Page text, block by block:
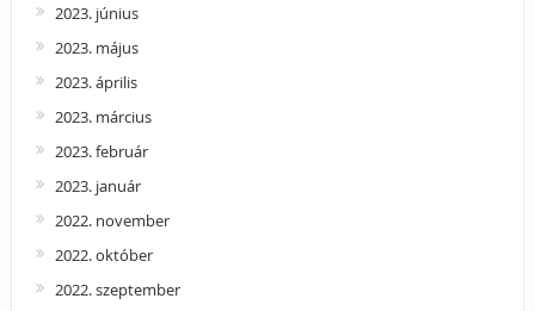
2023. június
2023. május
2023. április
2023. március
2023. február
2023. január
2022. november
2022. október
2022. szeptember